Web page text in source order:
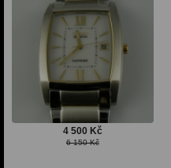
4 500 Kč
6 150 Kč